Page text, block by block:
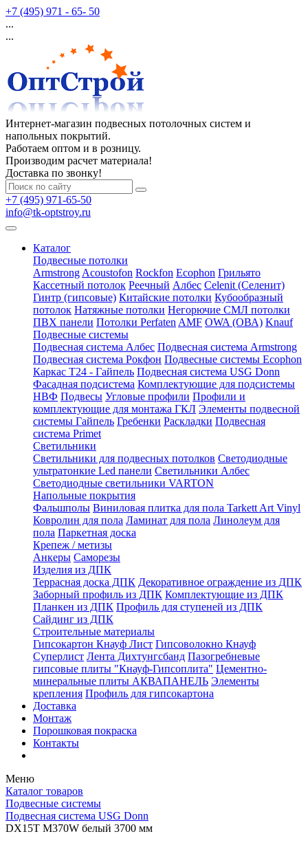
+7 (495) 971 - 65- 50
...
...
Интернет-магазин подвесных потолочных систем и
напольных покрытий.
Работаем оптом и в розницу.
Производим расчет материала!
Доставка по звонку!
+7 (495) 971-65-50
info@tk-optstroy.ru
Каталог
Подвесные потолки
Armstrong Acoustofon Rockfon Ecophon Грильято
Кассетный потолок Реечный Албес Celenit (Селенит)
Гинтр (гипсовые) Китайские потолки Кубообразный
потолок Натяжные потолки Негорючие СМЛ потолки
ПВХ панели Потолки Perfaten AMF OWA (ОВА) Knauf
Подвесные системы
Подвесная система Албес Подвесная система Armstrong
Подвесная система Рокфон Подвесные системы Ecophon
Каркас Т24 - Гайпель Подвесная система USG Donn
Фасадная подсистема Комплектующие для подсистемы
НВФ Подвесы Угловые профили Профили и
комплектующие для монтажа ГКЛ Элементы подвесной
системы Гайпель Гребенки Раскладки Подвесная
система Primet
Светильники
Светильники для подвесных потолков Светодиодные
ультратонкие Led панели Светильники Албес
Светодиодные светильники VARTON
Напольные покрытия
Фальшполы Виниловая плитка для пола Tarkett Art Vinyl
Ковролин для пола Ламинат для пола Линолеум для
пола Паркетная доска
Крепеж / метизы
Анкеры Саморезы
Изделия из ДПК
Террасная доска ДПК Декоративное ограждение из ДПК
Заборный профиль из ДПК Комплектующие из ДПК
Планкен из ДПК Профиль для ступеней из ДПК
Сайдинг из ДПК
Строительные материалы
Гипсокартон Кнауф Лист Гипсоволокно Кнауф
Суперлист Лента Дихтунгсбанд Пазогребневые
гипсовые плиты "Кнауф-Гипсоплита" Цементно-
минеральные плиты АКВАПАНЕЛЬ Элементы
крепления Профиль для гипсокартона
Доставка
Монтаж
Порошковая покраска
Контакты
Меню
Каталог товаров
Подвесные системы
Подвесная система USG Donn
DX15T M370W белый 3700 мм